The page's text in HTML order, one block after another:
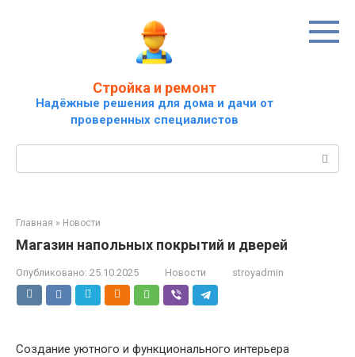
Стройка и ремонт
Надёжные решения для дома и дачи от
проверенных специалистов
Главная » Новости
Магазин напольных покрытий и дверей
Опубликовано: 25.10.2025 Новости stroyadmin
Создание уютного и функционального интерьера